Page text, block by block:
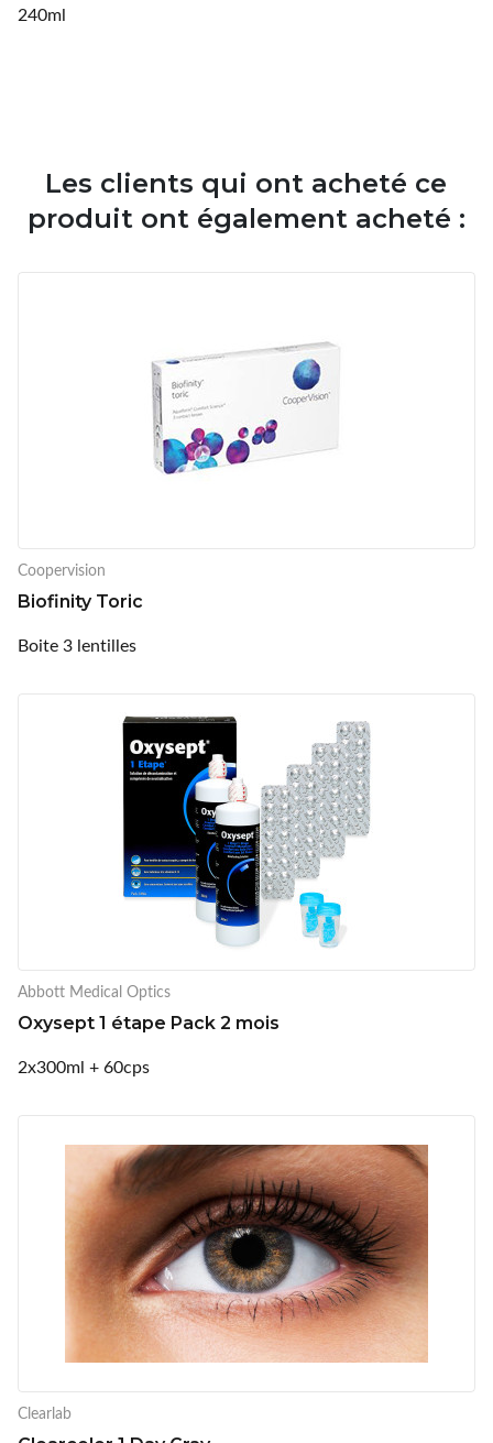
240ml
Les clients qui ont acheté ce
produit ont également acheté :
Coopervision
Biofinity Toric
Boite 3 lentilles
Abbott Medical Optics
Oxysept 1 étape Pack 2 mois
2x300ml + 60cps
Clearlab